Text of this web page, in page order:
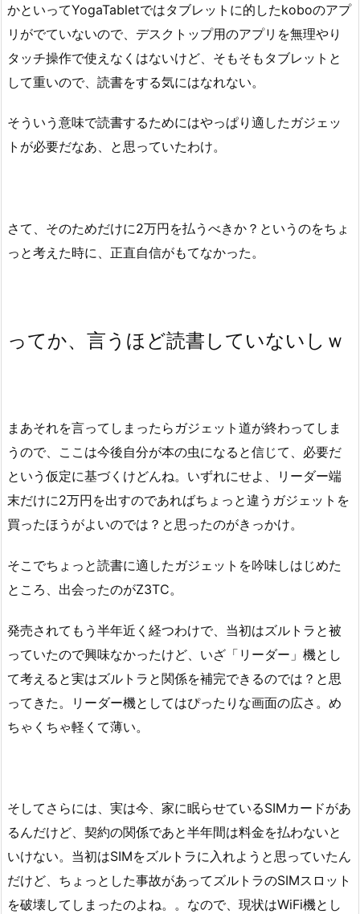
かといってYogaTabletではタブレットに的したkoboのアプ
リがでていないので、デスクトップ用のアプリを無理やり
タッチ操作で使えなくはないけど、そもそもタブレットと
して重いので、読書をする気にはなれない。
そういう意味で読書するためにはやっぱり適したガジェッ
トが必要だなあ、と思っていたわけ。
さて、そのためだけに2万円を払うべきか？というのをちょ
っと考えた時に、正直自信がもてなかった。
ってか、言うほど読書していないしｗ
まあそれを言ってしまったらガジェット道が終わってしま
うので、ここは今後自分が本の虫になると信じて、必要だ
という仮定に基づくけどんね。いずれにせよ、リーダー端
末だけに2万円を出すのであればちょっと違うガジェットを
買ったほうがよいのでは？と思ったのがきっかけ。
そこでちょっと読書に適したガジェットを吟味しはじめた
ところ、出会ったのがZ3TC。
発売されてもう半年近く経つわけで、当初はズルトラと被
っていたので興味なかったけど、いざ「リーダー」機とし
て考えると実はズルトラと関係を補完できるのでは？と思
ってきた。リーダー機としてはぴったりな画面の広さ。め
ちゃくちゃ軽くて薄い。
そしてさらには、実は今、家に眠らせているSIMカードがあ
るんだけど、契約の関係であと半年間は料金を払わないと
いけない。当初はSIMをズルトラに入れようと思っていたん
だけど、ちょっとした事故があってズルトラのSIMスロット
を破壊してしまったのよね。。なので、現状はWiFi機とし